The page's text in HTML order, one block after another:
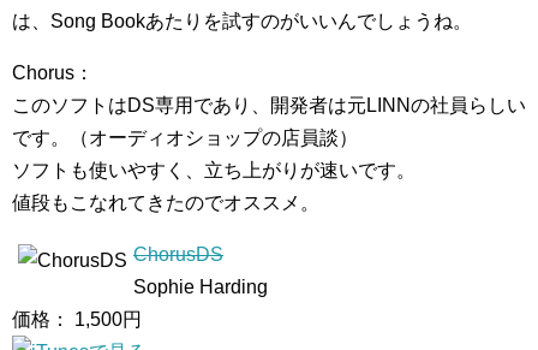
は、Song Bookあたりを試すのがいいんでしょうね。
Chorus：
このソフトはDS専用であり、開発者は元LINNの社員らしい
です。（オーディオショップの店員談）
ソフトも使いやすく、立ち上がりが速いです。
値段もこなれてきたのでオススメ。
ChorusDS
Sophie Harding
価格： 1,500円